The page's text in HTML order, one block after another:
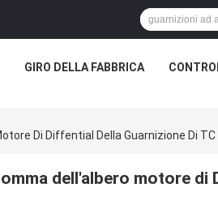
GIRO DELLA FABBRICA
Di Diffential Della Guarnizione Di TC
dell'albero motore di